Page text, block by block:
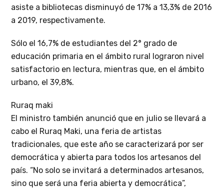
asiste a bibliotecas disminuyó de 17% a 13,3% de 2016
a 2019, respectivamente.
Sólo el 16,7% de estudiantes del 2° grado de
educación primaria en el ámbito rural lograron nivel
satisfactorio en lectura, mientras que, en el ámbito
urbano, el 39,8%.
Ruraq maki
El ministro también anunció que en julio se llevará a
cabo el Ruraq Maki, una feria de artistas
tradicionales, que este año se caracterizará por ser
democrática y abierta para todos los artesanos del
país. “No solo se invitará a determinados artesanos,
sino que será una feria abierta y democrática”,